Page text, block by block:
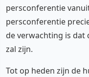
persconferentie
persconferentie
de verwachting is dat
zal zijn.
Tot op heden zijn de